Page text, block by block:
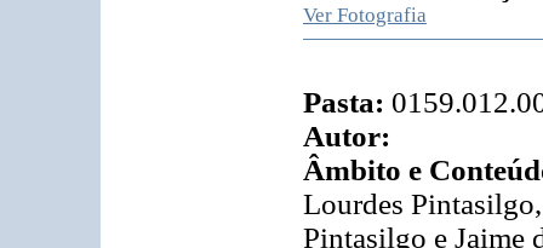
Ver Fotografia
Pasta:
Autor:
Âmbito e
Lourdes
Pintasilgo e Jaime